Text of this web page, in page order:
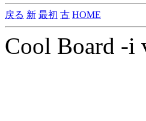
戻る 新 最初 古 HOME
Cool Board -i